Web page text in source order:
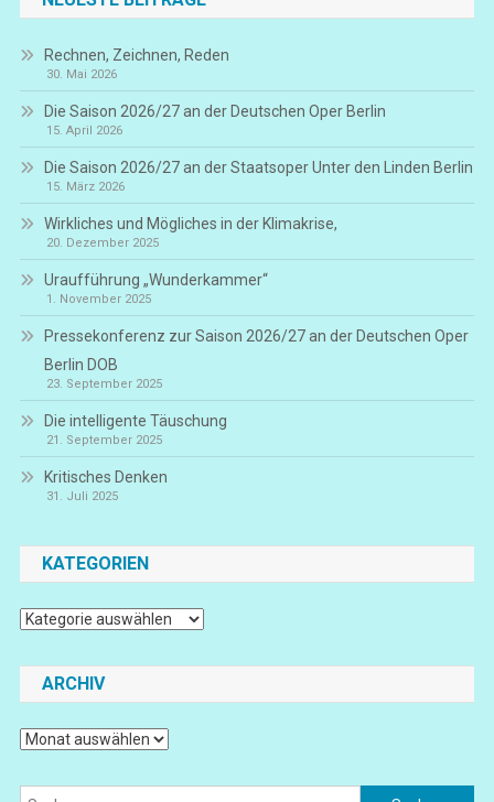
Rechnen, Zeichnen, Reden
30. Mai 2026
Die Saison 2026/27 an der Deutschen Oper Berlin
15. April 2026
Die Saison 2026/27 an der Staatsoper Unter den Linden Berlin
15. März 2026
Wirkliches und Mögliches in der Klimakrise,
20. Dezember 2025
Uraufführung „Wunderkammer“
1. November 2025
Pressekonferenz zur Saison 2026/27 an der Deutschen Oper
Berlin DOB
23. September 2025
Die intelligente Täuschung
21. September 2025
Kritisches Denken
31. Juli 2025
KATEGORIEN
Kategorien
ARCHIV
Archiv
Suchen